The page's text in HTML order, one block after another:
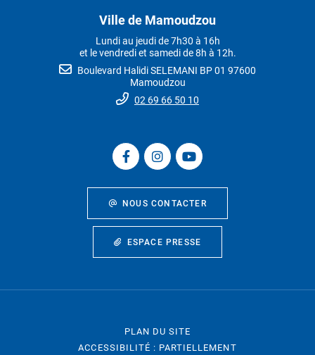
Ville de Mamoudzou
Lundi au jeudi de 7h30 à 16h
et le vendredi et samedi de 8h à 12h.
Boulevard Halidi SELEMANI BP 01 97600
Mamoudzou
02 69 66 50 10
NOUS CONTACTER
ESPACE PRESSE
PLAN DU SITE
ACCESSIBILITÉ : PARTIELLEMENT